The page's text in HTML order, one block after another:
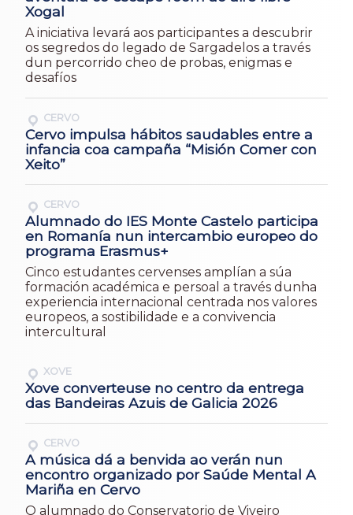
Xogal
A iniciativa levará aos participantes a descubrir
os segredos do legado de Sargadelos a través
dun percorrido cheo de probas, enigmas e
desafíos
CERVO
Cervo impulsa hábitos saudables entre a
infancia coa campaña “Misión Comer con
Xeito”
CERVO
Alumnado do IES Monte Castelo participa
en Romanía nun intercambio europeo do
programa Erasmus+
Cinco estudantes cervenses amplían a súa
formación académica e persoal a través dunha
experiencia internacional centrada nos valores
europeos, a sostibilidade e a convivencia
intercultural
XOVE
Xove converteuse no centro da entrega
das Bandeiras Azuis de Galicia 2026
CERVO
A música dá a benvida ao verán nun
encontro organizado por Saúde Mental A
Mariña en Cervo
O alumnado do Conservatorio de Viveiro